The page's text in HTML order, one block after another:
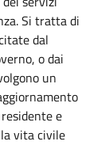
Si tratta di
dal
o dai
un
e
vita civile